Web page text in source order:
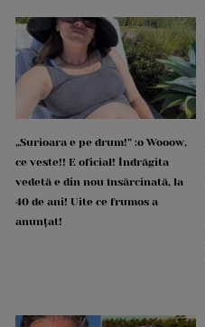
„Surioara e pe drum!” :o Wooow,
ce veste!! E oficial! Îndrăgita
vedetă e din nou însărcinată, la
40 de ani! Uite ce frumos a
anunțat!